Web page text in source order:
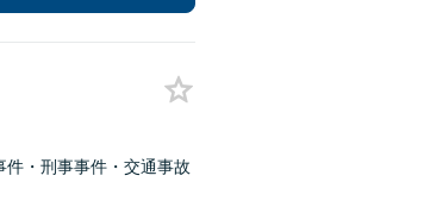
件・刑事事件・交通事故